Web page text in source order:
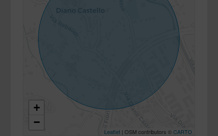
+
−
Leaflet| OSM contributors ©CARTO